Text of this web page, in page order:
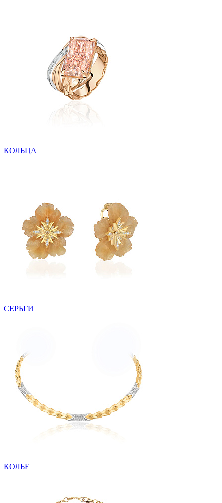
КОЛЬЦА
СЕРЬГИ
КОЛЬЕ